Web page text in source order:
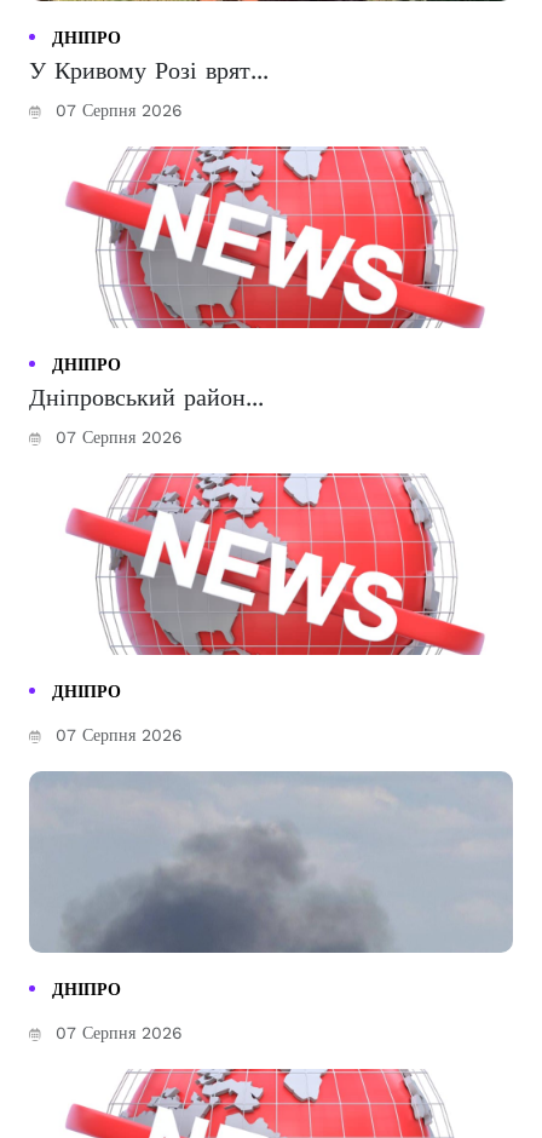
ДНІПРО
У Кривому Розі врят...
07 Серпня 2026
ДНІПРО
Дніпровський район...
07 Серпня 2026
ДНІПРО
07 Серпня 2026
ДНІПРО
07 Серпня 2026